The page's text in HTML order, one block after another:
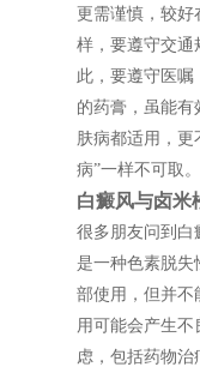
更需谨慎，较好
样，要遵守交通
此，要遵守医嘱
的药膏，虽能有
肤病都适用，
病”一样不可取。
白癜风与卤米
很多朋友问到白
是一种色素脱失
部使用，但并不
用可能会产生
虑，包括药物